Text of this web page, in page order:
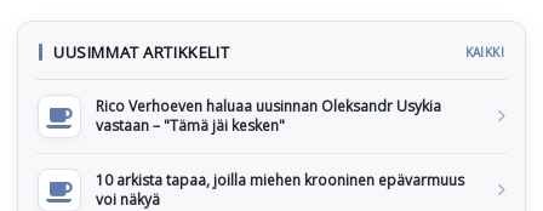
UUSIMMAT ARTIKKELIT KAIKKI
Rico Verhoeven haluaa uusinnan Oleksandr Usykia
vastaan – "Tämä jäi kesken"
10 arkista tapaa, joilla miehen krooninen epävarmuus
voi näkyä